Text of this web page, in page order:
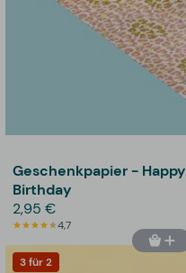
Geschenkpapier - Happy
Birthday
2,95 €
4,7
3 für 2